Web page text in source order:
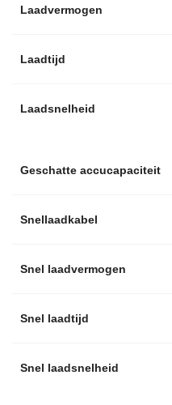
Laadvermogen
Laadtijd
Laadsnelheid
Geschatte accucapaciteit
Snellaadkabel
Snel laadvermogen
Snel laadtijd
Snel laadsnelheid